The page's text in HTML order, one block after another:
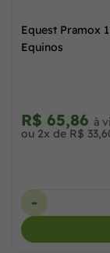
Equest Pramox
Equinos
R$ 65,86 à
ou 2x de R$
-